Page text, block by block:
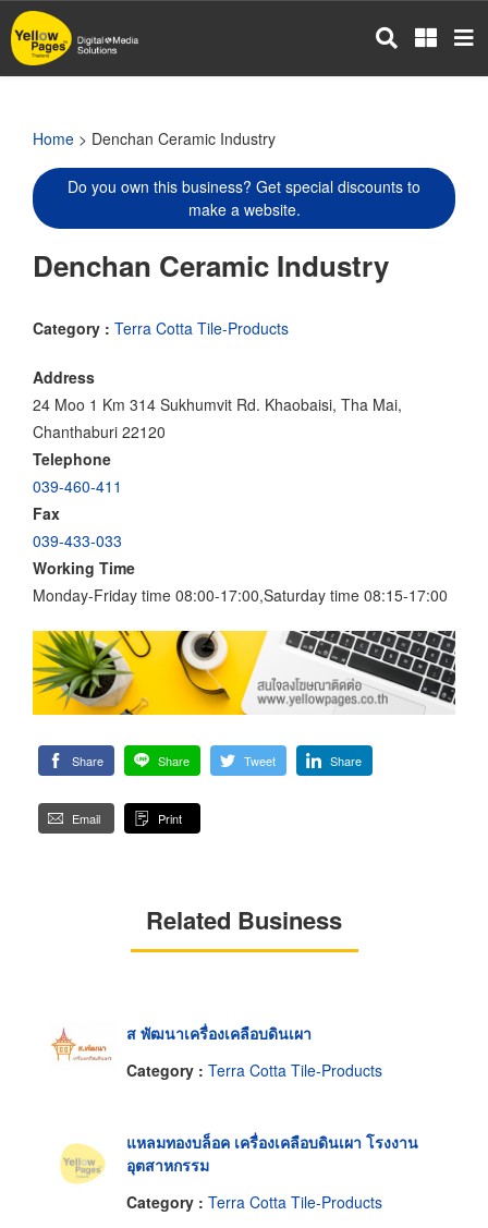
Skip
to
main
Home > Denchan Ceramic Industry
Do you own this business? Get special discounts to
make a website.
Denchan Ceramic Industry
Category : Terra Cotta Tile-Products
Address
24 Moo 1 Km 314 Sukhumvit Rd. Khaobaisi, Tha Mai,
Chanthaburi 22120
Telephone
039-460-411
Fax
039-433-033
Working Time
Monday-Friday time 08:00-17:00,Saturday time 08:15-17:00
Share Share Tweet Share
Email Print
Related Business
ส พัฒนาเครื่องเคลือบดินเผา
Category : Terra Cotta Tile-Products
แหลมทองบล็อค เครื่องเคลือบดินเผา โรงงาน
อุตสาหกรรม
Category : Terra Cotta Tile-Products